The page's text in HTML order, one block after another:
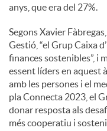
anys, que era del 27%.
Segons Xavier
Gestió, “el Grup Caixa
finances sostenibles”, i
essent líders en aquest
amb les persones i el
pla Connecta 2023, el
donar resposta als
més cooperatiu i